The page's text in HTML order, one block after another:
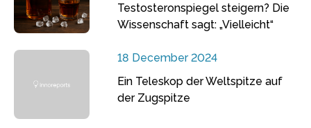
Testosteronspiegel steigern? Die
Wissenschaft sagt: „Vielleicht“
18 December 2024
Ein Teleskop der Weltspitze auf
der Zugspitze